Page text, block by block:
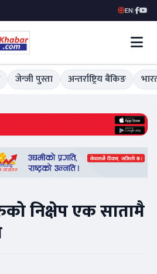
EN|
जेन्जी पुस्ता अन्तर्राष्ट्रिय बैंकिङ
निक्षेप एक सातामै